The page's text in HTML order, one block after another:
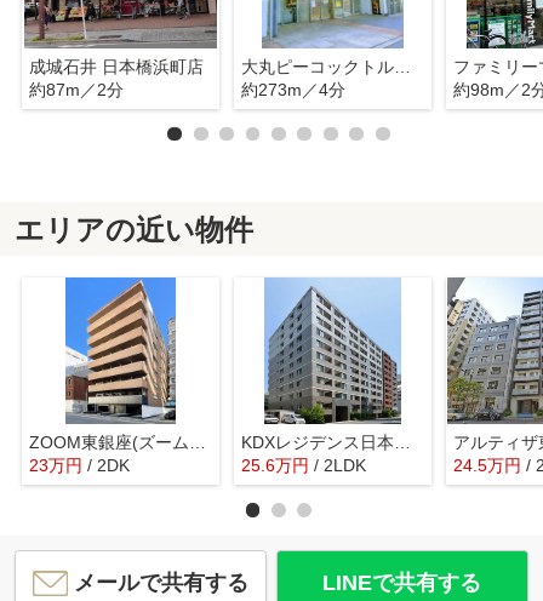
成城石井 日本橋浜町店
約87m／2分
大丸ピーコックトルナーレ日本橋浜町店
約273m／4分
約98m／2
エリアの近い物件
23万円 / 2DK
25.6万円 / 2LDK
アルティザ
24.5万円 /
メールで共有する LINEで共有する